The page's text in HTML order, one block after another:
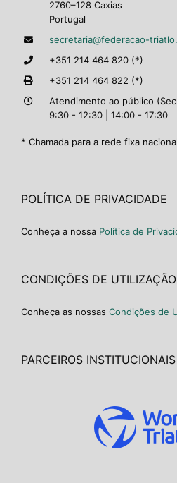
2760–128 Caxias
Portugal
secretaria@federacao-
+351 214 464 820 (*)
+351 214 464 822 (*)
Atendimento ao público
9:30 - 12:30 | 14:00 - 17:30
* Chamada para a rede fixa nacional
POLÍTICA DE PRIVACIDADE
Conheça a nossa Política de
CONDIÇÕES DE UTILIZAÇÃO
Conheça as nossas Condições de
PARCEIROS INSTITUCIONAIS